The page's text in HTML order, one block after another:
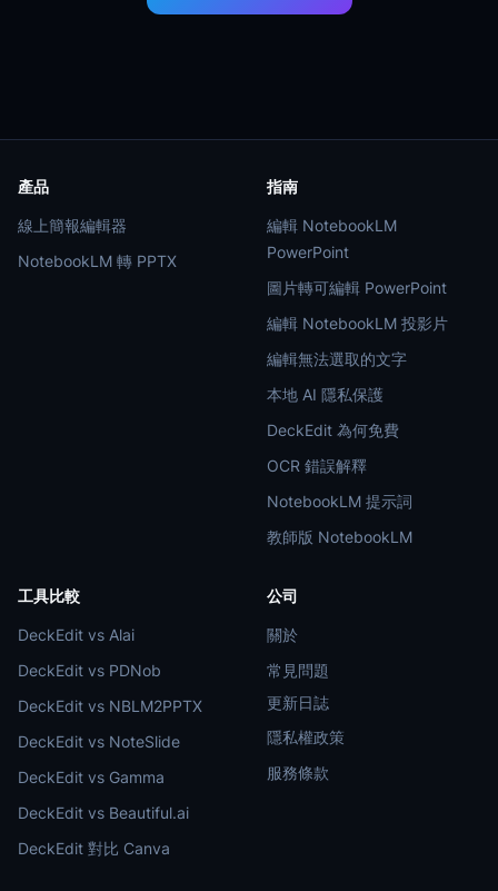
產品
線上簡報編輯器
NotebookLM 轉 PPTX
指南
編輯 NotebookLM
PowerPoint
圖片轉可編輯 PowerPoint
編輯 NotebookLM 投影片
編輯無法選取的文字
本地 AI 隱私保護
DeckEdit 為何免費
OCR 錯誤解釋
NotebookLM 提示詞
教師版 NotebookLM
工具比較
DeckEdit vs Alai
DeckEdit vs PDNob
DeckEdit vs NBLM2PPTX
DeckEdit vs NoteSlide
DeckEdit vs Gamma
DeckEdit vs Beautiful.ai
DeckEdit 對比 Canva
公司
關於
常見問題
更新日誌
隱私權政策
服務條款